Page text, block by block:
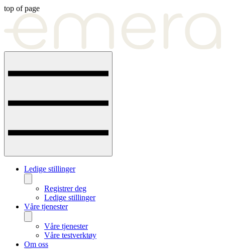
top of page
Ledige stillinger
Registrer deg
Ledige stillinger
Våre tjenester
Våre tjenester
Våre testverktøy
Om oss